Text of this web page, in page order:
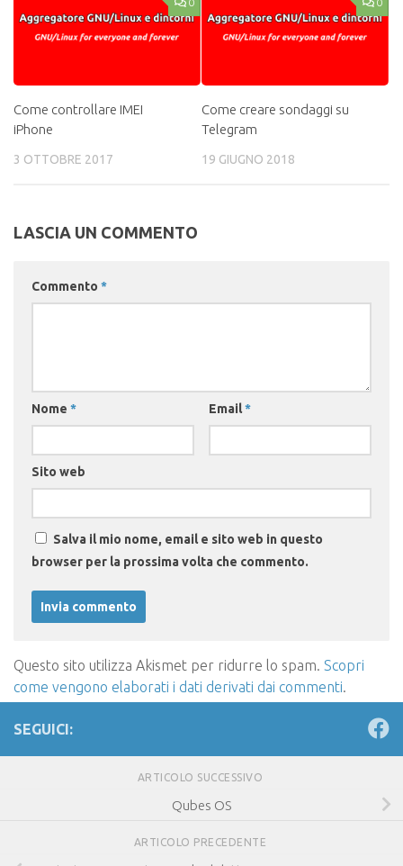
0
Come controllare IMEI
iPhone
3 OTTOBRE 2017
0
Come creare sondaggi su
Telegram
19 GIUGNO 2018
LASCIA UN COMMENTO
Commento *
Nome * Email*
Sito web
Salva il mio nome, email e sito web in questo
browser per la prossima volta che commento.
Questo sito utilizza Akismet per ridurre lo spam. Scopri
come vengono elaborati i dati derivati dai commenti
SEGUICI:
ARTICOLO SUCCESSIVO
Qubes OS
ARTICOLO PRECEDENTE